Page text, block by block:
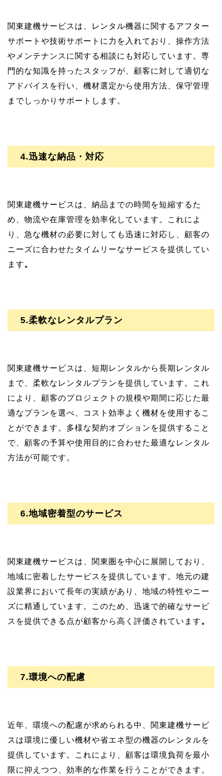
関東建機サービスは、レンタル機器に関するアフター
サポートや技術サポートに力を入れており、操作方法
やメンテナンスに関する相談にも対応しています。専
門的な知識を持ったスタッフが、顧客に対して適切な
アドバイスを行い、機材選定から使用方法、保守管理
までしっかりサポートします。
4.迅速な納品・対応
関東建機サービスは、納品までの時間を短縮するた
め、物流や在庫管理を効率化しています。これによ
り、急な機材の必要に対しても迅速に対応し、顧客の
ニーズに合わせたタイムリーなサービスを提供してい
ます。
5.柔軟なレンタルプラン
関東建機サービスは、短期レンタルから長期レンタル
まで、柔軟なレンタルプランを提供しています。これ
により、顧客のプロジェクトの規模や期間に応じた最
適なプランを選べ、コスト効率よく機材を使用するこ
とができます。多様な契約オプションを提供すること
で、顧客の予算や使用目的に合わせた最適なレンタル
方法が可能です。
6.地域密着型のサービス
関東建機サービスは、関東圏を中心に展開しており、
地域に密着したサービスを提供しています。地元の建
設業界において長年の実績があり、地域の特性やニー
ズに精通しています。このため、迅速で的確なサービ
スを提供できる点が顧客から高く評価されています。
7.環境への配慮
近年、環境への配慮が求められる中、関東建機サービ
スは環境に優しい機材や省エネ型の機器のレンタルを
提供しています。これにより、顧客は環境負荷を最小
限に抑えつつ、効率的な作業を行うことができます。